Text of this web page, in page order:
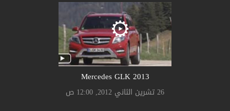
Mercedes GLK 2013
26 تشرين الثاني 2012, 12:00 ص